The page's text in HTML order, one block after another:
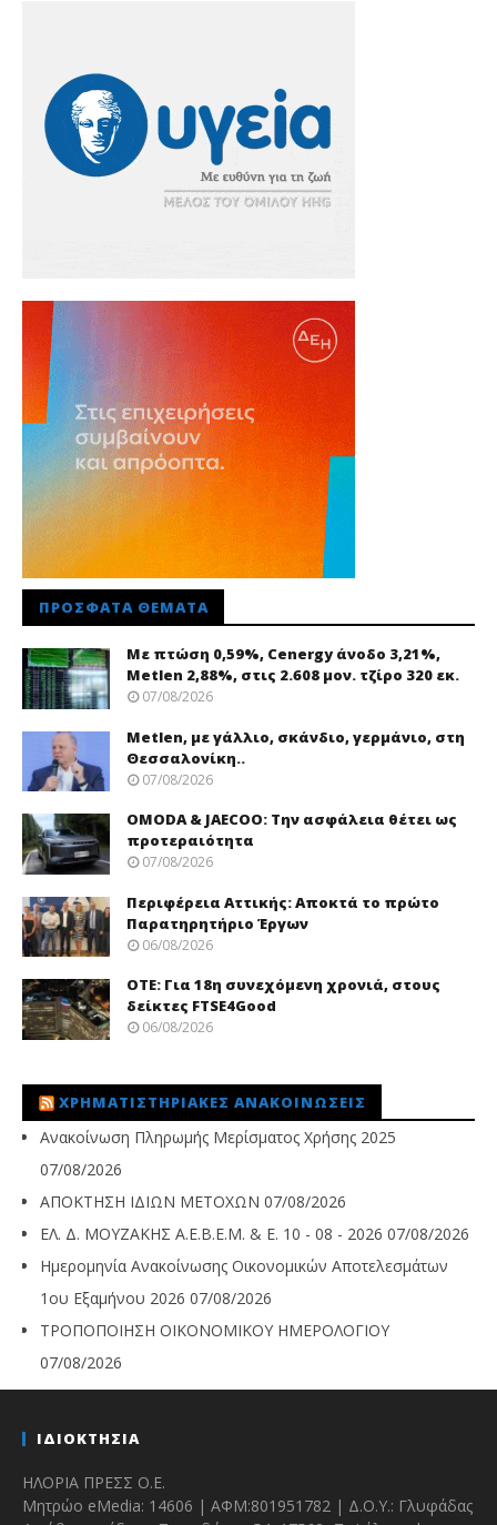
ΠΡΌΣΦΑΤΑ ΘΈΜΑΤΑ
Με πτώση 0,59%, Cenergy άνοδο 3,21%,
Metlen 2,88%, στις 2.608 μον. τζίρο 320 εκ.
07/08/2026
Metlen, με γάλλιο, σκάνδιο, γερμάνιο, στη
Θεσσαλονίκη..
07/08/2026
OMODA & JAECOO: Την ασφάλεια θέτει ως
προτεραιότητα
07/08/2026
Περιφέρεια Αττικής: Αποκτά το πρώτο
Παρατηρητήριο Έργων
06/08/2026
ΟΤΕ: Για 18η συνεχόμενη χρονιά, στους
δείκτες FTSE4Good
06/08/2026
ΧΡΗΜΑΤΙΣΤΗΡΙΑΚΈΣ ΑΝΑΚΟΙΝΏΣΕΙΣ
Ανακοίνωση Πληρωμής Μερίσματος Χρήσης 2025
07/08/2026
ΑΠΟΚΤΗΣΗ ΙΔΙΩΝ ΜΕΤΟΧΩΝ 07/08/2026
ΕΛ. Δ. ΜΟΥΖΑΚΗΣ Α.Ε.Β.Ε.Μ. & Ε. 10 - 08 - 2026 07/08/2026
Ημερομηνία Ανακοίνωσης Οικονομικών Αποτελεσμάτων
1ου Εξαμήνου 2026 07/08/2026
ΤΡΟΠΟΠΟΙΗΣΗ ΟΙΚΟΝΟΜΙΚΟΥ ΗΜΕΡΟΛΟΓΙΟΥ
07/08/2026
ΙΔΙΟΚΤΗΣΙΑ
ΗΛΟΡΙΑ ΠΡΕΣΣ Ο.Ε.
Μητρώο eMedia: 14606 | ΑΦΜ:801951782 | Δ.Ο.Υ.: Γλυφάδας